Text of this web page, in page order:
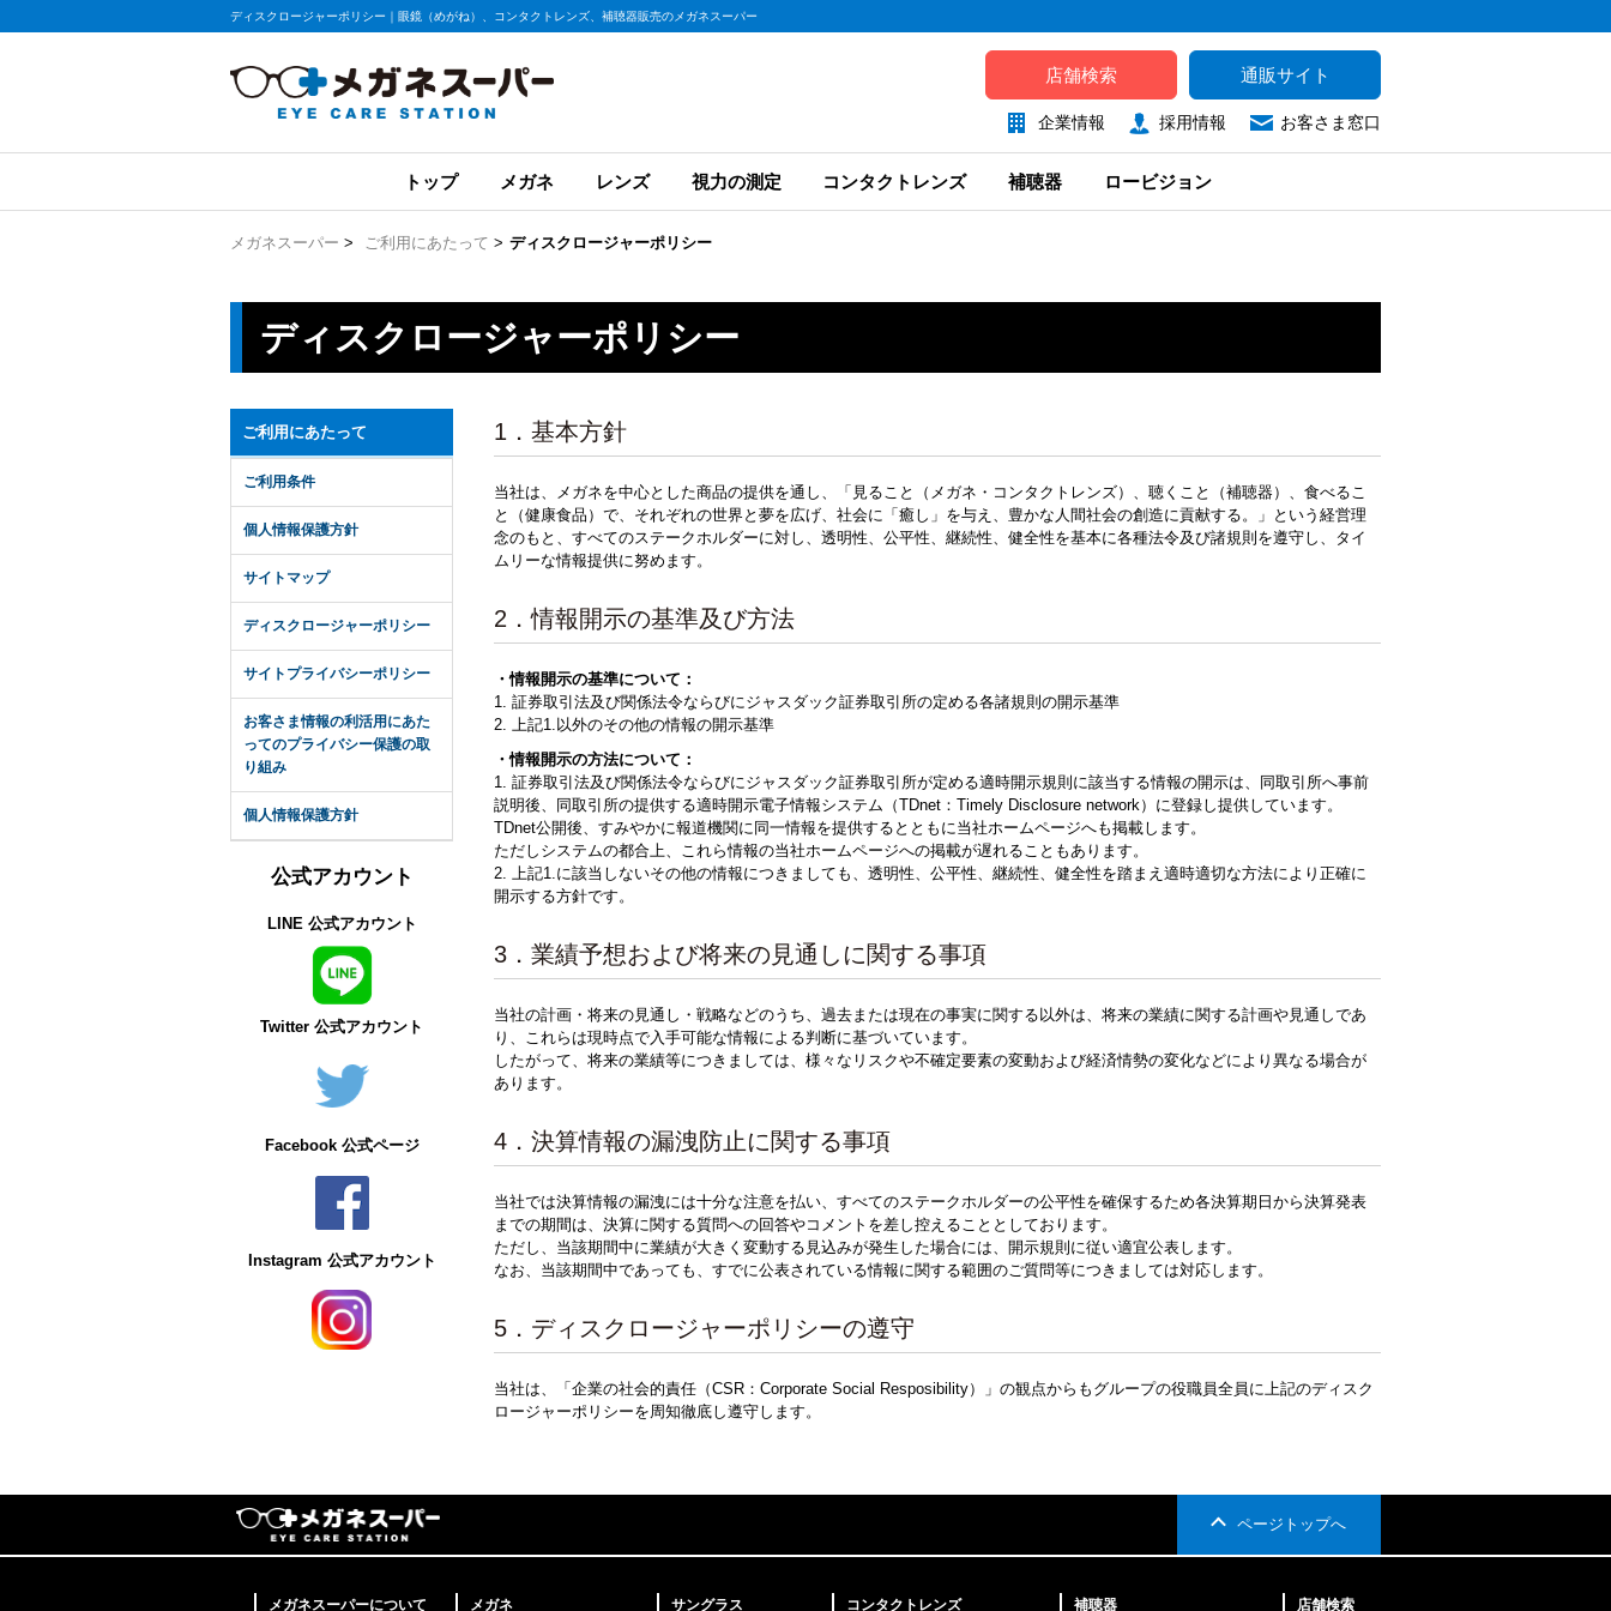
ディスクロージャーポリシー｜眼鏡（めがね）、コンタクトレンズ、補聴器販売のメガネスーパー
店舗検索 通販サイト
企業情報 採用情報 お客さま窓口
トップ メガネ レンズ 視力の測定 コンタクトレンズ 補聴器 ロービジョン
メガネスーパー > ご利用にあたって > ディスクロージャーポリシー
ディスクロージャーポリシー
1．基本方針
当社は、メガネを中心とした商品の提供を通し、「見ること（メガネ・コンタクトレンズ）、聴くこと（補聴器）、食べるこ
と（健康食品）で、それぞれの世界と夢を広げ、社会に「癒し」を与え、豊かな人間社会の創造に貢献する。」という経営理
念のもと、すべてのステークホルダーに対し、透明性、公平性、継続性、健全性を基本に各種法令及び諸規則を遵守し、タイ
ムリーな情報提供に努めます。
2．情報開示の基準及び方法
・情報開示の基準について：
1. 証券取引法及び関係法令ならびにジャスダック証券取引所の定める各諸規則の開示基準
2. 上記1.以外のその他の情報の開示基準
・情報開示の方法について：
1. 証券取引法及び関係法令ならびにジャスダック証券取引所が定める適時開示規則に該当する情報の開示は、同取引所へ事前
説明後、同取引所の提供する適時開示電子情報システム（TDnet：Timely Disclosure network）に登録し提供しています。
TDnet公開後、すみやかに報道機関に同一情報を提供するとともに当社ホームページへも掲載します。
ただしシステムの都合上、これら情報の当社ホームページへの掲載が遅れることもあります。
2. 上記1.に該当しないその他の情報につきましても、透明性、公平性、継続性、健全性を踏まえ適時適切な方法により正確に
開示する方針です。
3．業績予想および将来の見通しに関する事項
当社の計画・将来の見通し・戦略などのうち、過去または現在の事実に関する以外は、将来の業績に関する計画や見通しであ
り、これらは現時点で入手可能な情報による判断に基づいています。
したがって、将来の業績等につきましては、様々なリスクや不確定要素の変動および経済情勢の変化などにより異なる場合が
あります。
4．決算情報の漏洩防止に関する事項
当社では決算情報の漏洩には十分な注意を払い、すべてのステークホルダーの公平性を確保するため各決算期日から決算発表
までの期間は、決算に関する質問への回答やコメントを差し控えることとしております。
ただし、当該期間中に業績が大きく変動する見込みが発生した場合には、開示規則に従い適宜公表します。
なお、当該期間中であっても、すでに公表されている情報に関する範囲のご質問等につきましては対応します。
5．ディスクロージャーポリシーの遵守
当社は、「企業の社会的責任（CSR：Corporate Social Resposibility）」の観点からもグループの役職員全員に上記のディスク
ロージャーポリシーを周知徹底し遵守します。
ご利用にあたって
ご利用条件
個人情報保護方針
サイトマップ
ディスクロージャーポリシー
サイトプライバシーポリシー
お客さま情報の利活用にあた
ってのプライバシー保護の取
り組み
個人情報保護方針
公式アカウント
LINE 公式アカウント
Twitter 公式アカウント
Facebook 公式ページ
Instagram 公式アカウント
ページトップへ
メガネスーパーについて メガネ サングラス コンタクトレンズ 補聴器 店舗検索